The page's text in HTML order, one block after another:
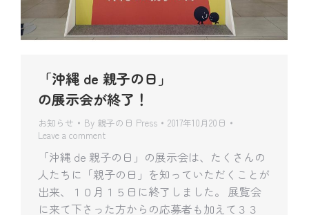
「沖縄 de 親子の日」
の展示会が終了！
お知らせ By 親子の日 Press
2017年10月20日
Leave a comment
「沖縄 de 親子の日」の展示会は、たくさんの
人たちに「親子の日」を知っていただくことが
出来、１０月１５日に終了しました。 展覧会
に来て下さった方からの応募者も加えて３３